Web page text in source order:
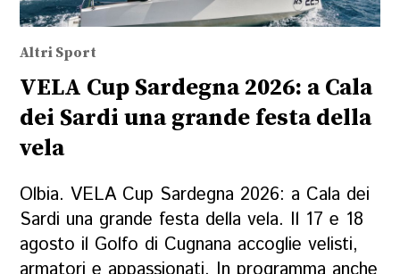
Altri Sport
VELA Cup Sardegna 2026: a Cala
dei Sardi una grande festa della
vela
Olbia. VELA Cup Sardegna 2026: a Cala dei
Sardi una grande festa della vela. Il 17 e 18
agosto il Golfo di Cugnana accoglie velisti,